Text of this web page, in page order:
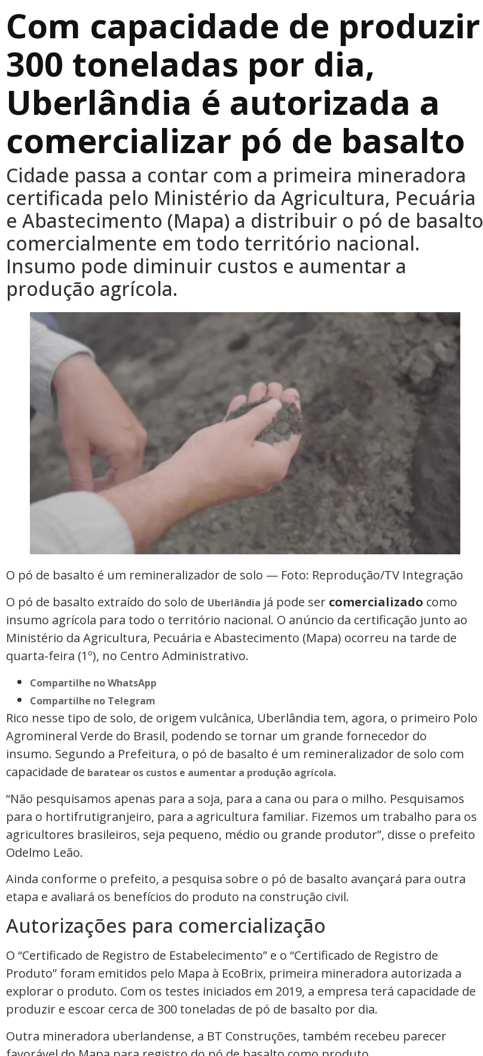
Com capacidade de produzir
300 toneladas por dia,
Uberlândia é autorizada a
comercializar pó de basalto
Cidade passa a contar com a primeira mineradora
certificada pelo Ministério da Agricultura, Pecuária
e Abastecimento (Mapa) a distribuir o pó de basalto
comercialmente em todo território nacional.
Insumo pode diminuir custos e aumentar a
produção agrícola.
O pó de basalto é um remineralizador de solo — Foto: Reprodução/TV Integração
O pó de basalto extraído do solo de Uberlândia já pode ser comercializado como
insumo agrícola para todo o território nacional. O anúncio da certificação junto ao
Ministério da Agricultura, Pecuária e Abastecimento (Mapa) ocorreu na tarde de
quarta-feira (1º), no Centro Administrativo.
Compartilhe no WhatsApp
Compartilhe no Telegram
Rico nesse tipo de solo, de origem vulcânica, Uberlândia tem, agora, o primeiro Polo
Agromineral Verde do Brasil, podendo se tornar um grande fornecedor do
insumo. Segundo a Prefeitura, o pó de basalto é um remineralizador de solo com
capacidade de baratear os custos e aumentar a produção agrícola.
“Não pesquisamos apenas para a soja, para a cana ou para o milho. Pesquisamos
para o hortifrutigranjeiro, para a agricultura familiar. Fizemos um trabalho para os
agricultores brasileiros, seja pequeno, médio ou grande produtor”, disse o prefeito
Odelmo Leão.
Ainda conforme o prefeito, a pesquisa sobre o pó de basalto avançará para outra
etapa e avaliará os benefícios do produto na construção civil.
Autorizações para comercialização
O “Certificado de Registro de Estabelecimento” e o “Certificado de Registro de
Produto” foram emitidos pelo Mapa à EcoBrix, primeira mineradora autorizada a
explorar o produto. Com os testes iniciados em 2019, a empresa terá capacidade de
produzir e escoar cerca de 300 toneladas de pó de basalto por dia.
Outra mineradora uberlandense, a BT Construções, também recebeu parecer